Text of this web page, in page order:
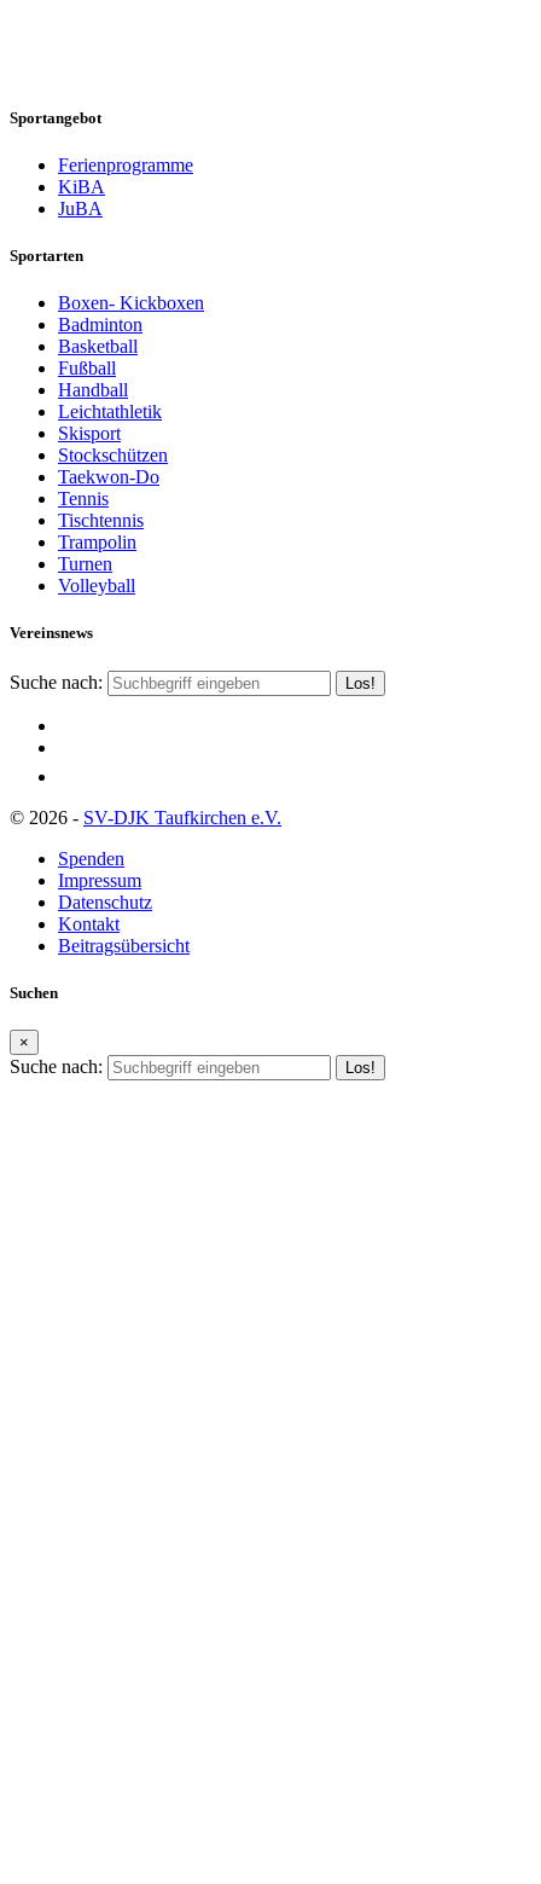
Sportangebot
Ferienprogramme
KiBA
JuBA
Sportarten
Boxen- Kickboxen
Badminton
Basketball
Fußball
Handball
Leichtathletik
Skisport
Stockschützen
Taekwon-Do
Tennis
Tischtennis
Trampolin
Turnen
Volleyball
Vereinsnews
Suche nach:
© 2026 - SV-DJK Taufkirchen e.V.
Spenden
Impressum
Datenschutz
Kontakt
Beitragsübersicht
Suchen
×
Suche nach: